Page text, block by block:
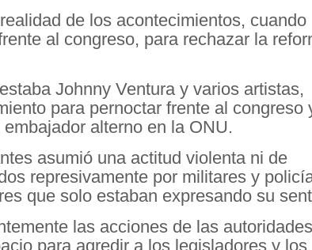
de los acontecimientos, cuando
al congreso, para rechazar la
Johnny Ventura y varios artistas,
para pernoctar frente al congreso
alterno en la ONU.
asumió una actitud violenta ni de
represivamente por militares y
que solo estaban expresando su
las acciones de las
para agredir a los legisladores y los